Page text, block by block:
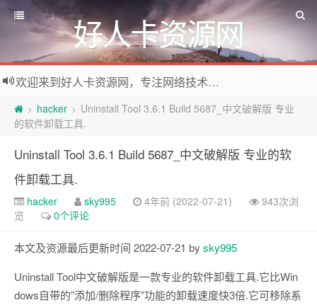
好人卡资源网
欢迎来到好人卡资源网，专注网络技术资源收集，我们不仅是网络资源的搬运工，也生产原创资源。寻找资源请留言或关注公众号:烈日下的男人
> hacker > Uninstall Tool 3.6.1 Build 5687_中文破解版 专业
的软件卸载工具.
Uninstall Tool 3.6.1 Build 5687_中文破解版 专业的软
件卸载工具.
hacker sky995 4年前 (2022-07-21)
943次浏
览
0个评论
本文及资源最后更新时间 2022-07-21 by sky995
Uninstall Tool中文破解版是一款专业的软件卸载工具.它比Win
dows自带的”添加/删除程序”功能的卸载速度快3倍.它可移除系